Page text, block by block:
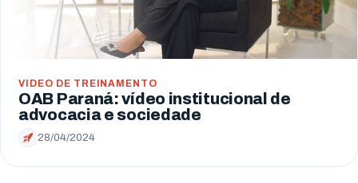
VIDEO DE TREINAMENTO
OAB Paraná: vídeo institucional de
advocacia e sociedade
28/04/2024